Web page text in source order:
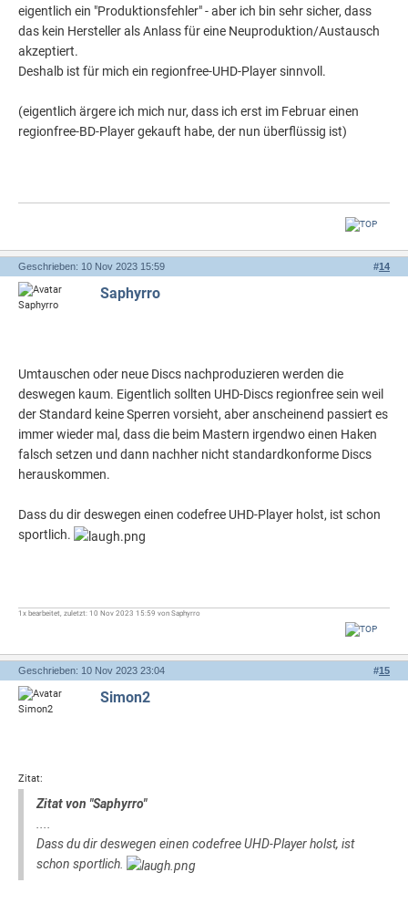
eigentlich ein "Produktionsfehler" - aber ich bin sehr sicher, dass
das kein Hersteller als Anlass für eine Neuproduktion/Austausch
akzeptiert.
Deshalb ist für mich ein regionfree-UHD-Player sinnvoll.
(eigentlich ärgere ich mich nur, dass ich erst im Februar einen
regionfree-BD-Player gekauft habe, der nun überflüssig ist)
#14
Geschrieben: 10 Nov 2023 15:59
Saphyrro
Umtauschen oder neue Discs nachproduzieren werden die
deswegen kaum. Eigentlich sollten UHD-Discs regionfree sein weil
der Standard keine Sperren vorsieht, aber anscheinend passiert es
immer wieder mal, dass die beim Mastern irgendwo einen Haken
falsch setzen und dann nachher nicht standardkonforme Discs
herauskommen.
Dass du dir deswegen einen codefree UHD-Player holst, ist schon
sportlich.
1x bearbeitet, zuletzt: 10 Nov 2023 15:59 von Saphyrro
#15
Geschrieben: 10 Nov 2023 23:04
Simon2
Zitat:
Zitat von "Saphyrro"
....
Dass du dir deswegen einen codefree UHD-Player holst, ist
schon sportlich.